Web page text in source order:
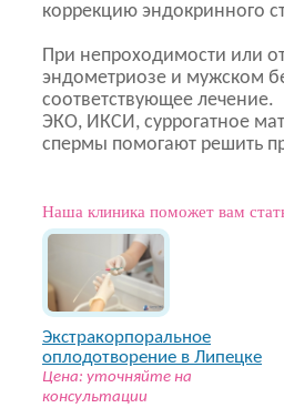
коррекцию эндокринного
При непроходимости или
эндометриозе и мужском
соответствующее лечение.
ЭКО, ИКСИ, суррогатное
спермы помогают решить
Наша клиника поможет вам
Экстракорпоральное
оплодотворение в Липецке
Цена: уточняйте на
консультации